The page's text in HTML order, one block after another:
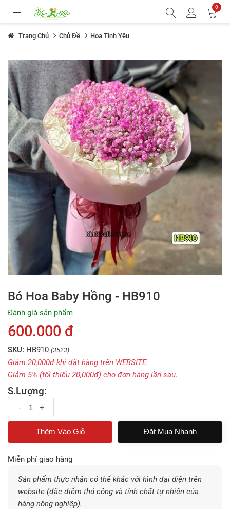
0
Trang Chủ Chủ Đề Hoa Tình Yêu
Bó Hoa Baby Hồng - HB910
Đánh giá sản phẩm
600.000 đ
SKU: HB910 (3523)
Giảm 20,000đ khi đặt hàng trên WEBSITE.
Giảm 5% (tối thiếu 20,000đ) cho đơn hàng lần sau.
S.Lượng:
- +
Đặt Mua Nhanh
Miễn phí giao hàng
Sản phẩm thực nhận có thể khác với hình đại diện trên
website (đặc điểm thủ công và tính chất tự nhiên của
hàng nông nghiệp).